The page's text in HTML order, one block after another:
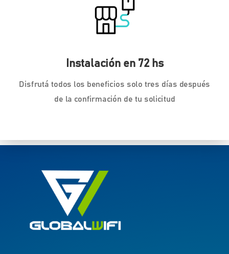
Instalación en 72 hs
Disfrutá todos los beneficios solo tres días después
de la confirmación de tu solicitud